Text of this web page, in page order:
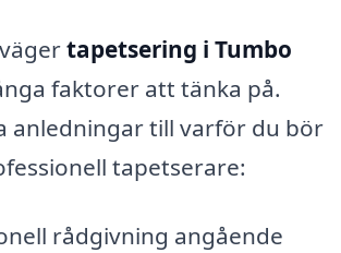
tapetsering i Tumbo
faktorer att tänka på.
anledningar till varför du bör
tapetserare:
rådgivning angående